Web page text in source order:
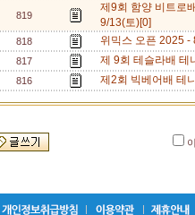
819
제9회 함양 비트로
9/13(토)[0]
818 위믹스 오픈 2025
817 제 9회 테슬라배
816 제2회 빅베어배 테